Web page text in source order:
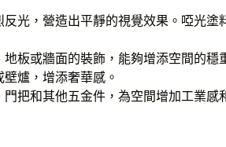
光，營造出平靜的視覺效果。啞光塗
板或牆面的裝飾，能夠增添空間的穩
爐，增添奢華感。
把和其他五金件，為空間增加工業感